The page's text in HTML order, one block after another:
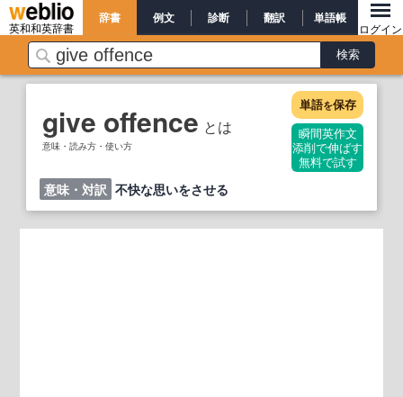
英和和英辞書
辞書 例文 診断 翻訳 単語帳
ログイン
give offence とは
意味・読み方・使い方
単語を保存
瞬間英作文
添削で伸ばす
無料で試す
意味・対訳 不快な思いをさせる